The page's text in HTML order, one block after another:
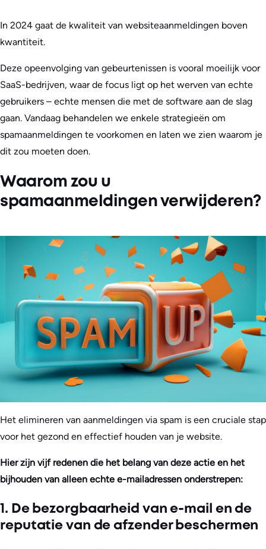
In 2024 gaat de kwaliteit van websiteaanmeldingen boven
kwantiteit.
Deze opeenvolging van gebeurtenissen is vooral moeilijk voor
SaaS-bedrijven, waar de focus ligt op het werven van echte
gebruikers – echte mensen die met de software aan de slag
gaan. Vandaag behandelen we enkele strategieën om
spamaanmeldingen te voorkomen en laten we zien waarom je
dit zou moeten doen.
Waarom zou u
spamaanmeldingen verwijderen?
Het elimineren van aanmeldingen via spam is een cruciale stap
voor het gezond en effectief houden van je website.
Hier zijn vijf redenen die het belang van deze actie en het
bijhouden van alleen echte e-mailadressen onderstrepen:
1. De bezorgbaarheid van e-mail en de
reputatie van de afzender beschermen